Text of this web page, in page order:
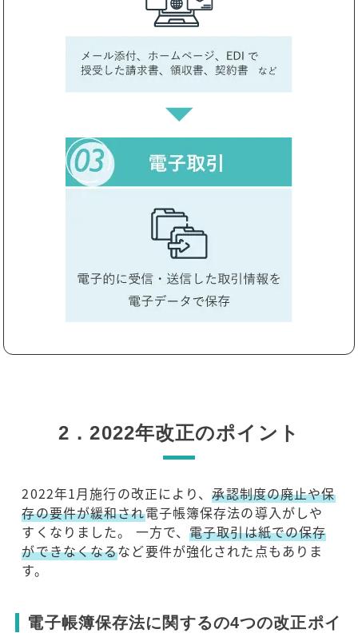
2．2022年改正のポイント
2022年1月施行の改正により、承認制度の廃止や保
存の要件が緩和され電子帳簿保存法の導入がしや
すくなりました。 一方で、電子取引は紙での保存
ができなくなるなど要件が強化された点もありま
す。
電子帳簿保存法に関するの4つの改正ポイ